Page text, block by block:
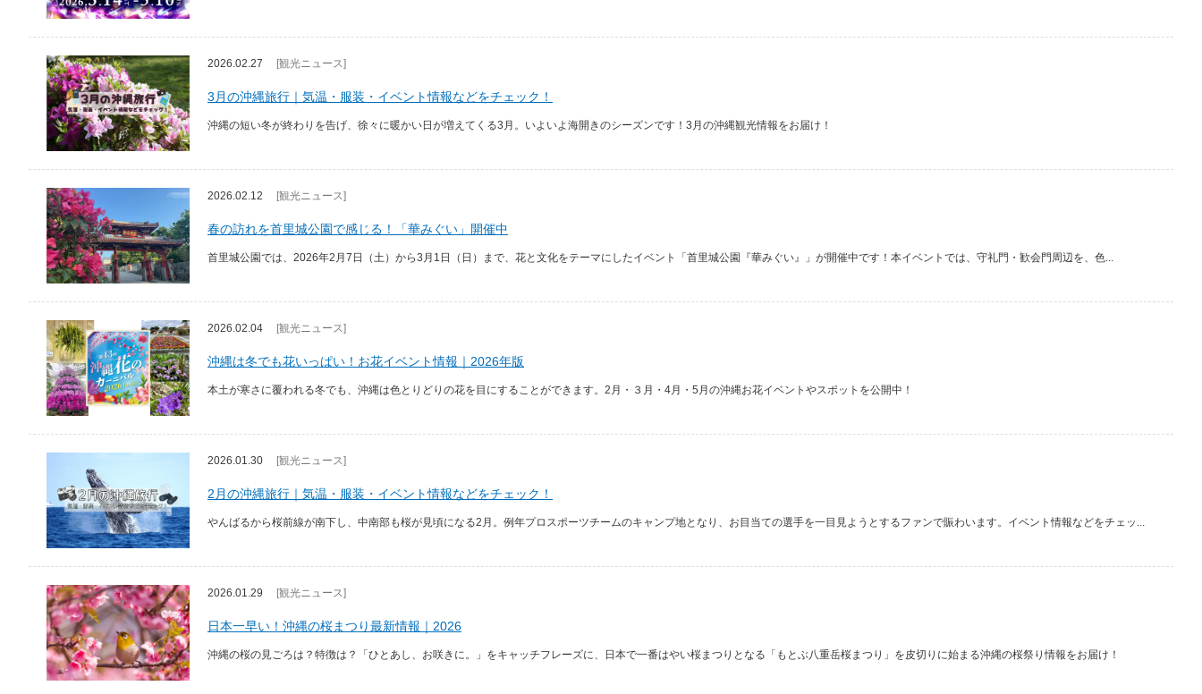
2026.02.27 [観光ニュース]
3月の沖縄旅行｜気温・服装・イベント情報などをチェック！
沖縄の短い冬が終わりを告げ、徐々に暖かい日が増えてくる3月。いよいよ海開きのシーズンです！3月の沖縄観光情報をお届け！
2026.02.12 [観光ニュース]
春の訪れを首里城公園で感じる！「華みぐい」開催中
首里城公園では、2026年2月7日（土）から3月1日（日）まで、花と文化をテーマにしたイベント「首里城公園『華みぐい』」が開催中です！本イベントでは、守礼門・歓会門周辺を、色...
2026.02.04 [観光ニュース]
沖縄は冬でも花いっぱい！お花イベント情報｜2026年版
本土が寒さに覆われる冬でも、沖縄は色とりどりの花を目にすることができます。2月・３月・4月・5月の沖縄お花イベントやスポットを公開中！
2026.01.30 [観光ニュース]
2月の沖縄旅行｜気温・服装・イベント情報などをチェック！
やんばるから桜前線が南下し、中南部も桜が見頃になる2月。例年プロスポーツチームのキャンプ地となり、お目当ての選手を一目見ようとするファンで賑わいます。イベント情報などをチェッ...
2026.01.29 [観光ニュース]
日本一早い！沖縄の桜まつり最新情報｜2026
沖縄の桜の見ごろは？特徴は？「ひとあし、お咲きに。」をキャッチフレーズに、日本で一番はやい桜まつりとなる「もとぶ八重岳桜まつり」を皮切りに始まる沖縄の桜祭り情報をお届け！